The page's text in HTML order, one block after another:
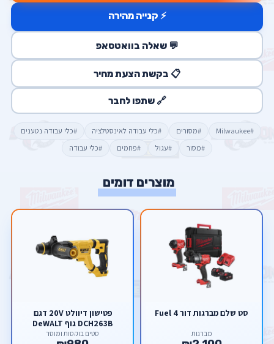
⚡ קנייה מהירה
💬 שאלה בוואטסאפ
📋 בקשת הצעת מחיר
🔗 שתפו לחבר
#Milwaukee #מסורים #כלי עבודה לאינסטלציה
#כלי עבודה נטענים
#מסור
#עגול #פחמים #כלי עבודה
מוצרים דומים
סט שלם מברגות דור 4 Fuel
מברגות
פטישון דיוולט 20V דגם
DCH263B גוף DeWALT
סטים בוקסות ומוסך